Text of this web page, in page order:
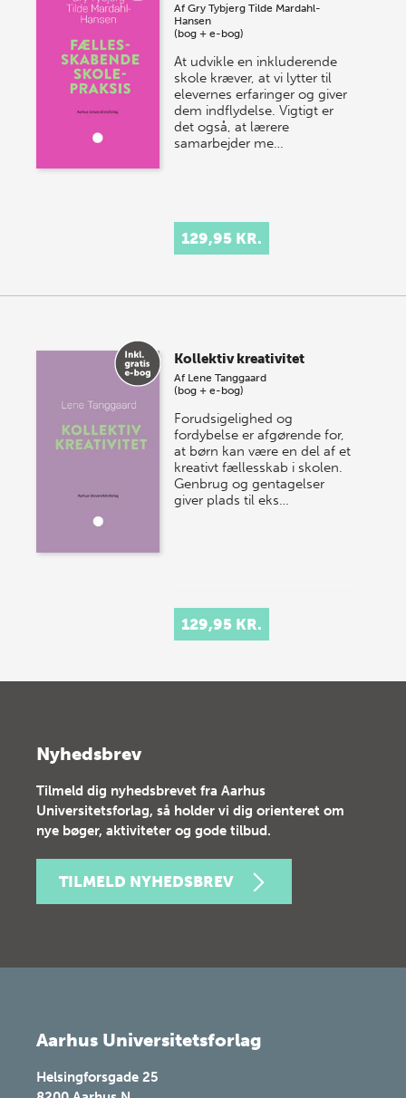
AfGry Tybjerg Tilde Mardahl-
Hansen
(bog + e-bog)
At udvikle en inkluderende
skole kræver, at vi lytter til
elevernes erfaringer og giver
dem indflydelse. Vigtigt er
det også, at lærere
samarbejder me…
129,95 KR.
Kollektiv kreativitet
Af Lene Tanggaard
(bog + e-bog)
Forudsigelighed og
fordybelse er afgørende for,
at børn kan være en del af et
kreativt fællesskab i skolen.
Genbrug og gentagelser
giver plads til eks…
129,95 KR.
Nyhedsbrev
Tilmeld dig nyhedsbrevet fra Aarhus
Universitetsforlag, så holder vi dig orienteret om
nye bøger, aktiviteter og gode tilbud.
TILMELD NYHEDSBREV
Aarhus Universitetsforlag
Helsingforsgade 25